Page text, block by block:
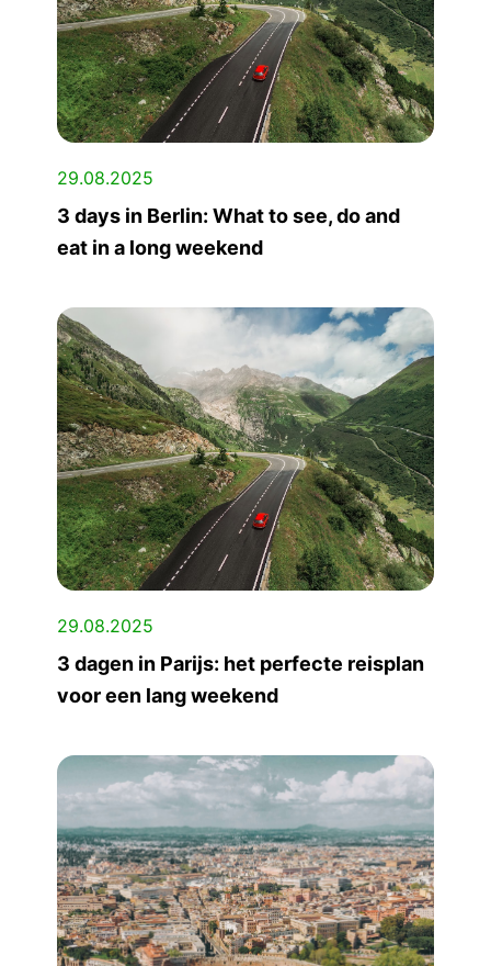
29.08.2025
3 days in Berlin: What to see, do and
eat in a long weekend
29.08.2025
3 dagen in Parijs: het perfecte reisplan
voor een lang weekend